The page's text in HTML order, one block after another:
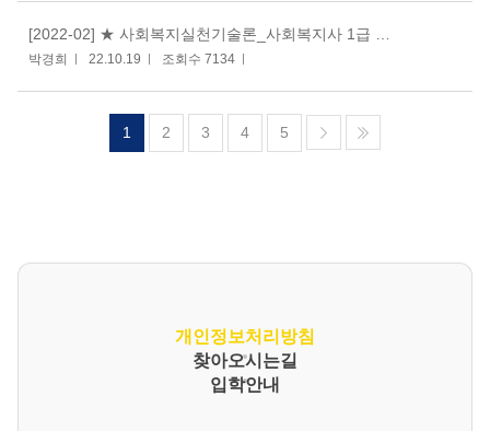
[2022-02] ★ 사회복지실천기술론_사회복지사 1급 대비 문제풀이
박경희 22.10.19 조회수 7134
1 2 3 4 5
개인정보처리방침
찾아오시는길
입학안내